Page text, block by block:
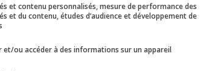
manches courtes de couleur foncé avec le
et contenu personnalisés, mesure de performance des
et du contenu, études d’audience et développement de
et/ou accéder à des informations sur un appareil